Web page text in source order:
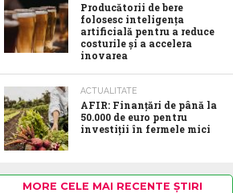
Producătorii de bere
folosesc inteligența
artificială pentru a reduce
costurile și a accelera
inovarea
ACTUALITATE
AFIR: Finanțări de până la
50.000 de euro pentru
investiții în fermele mici
MORE CELE MAI RECENTE ȘTIRI